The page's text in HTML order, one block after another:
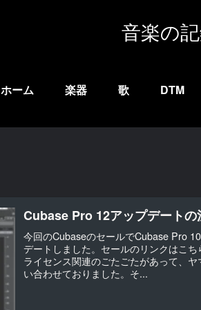
音楽の
ホーム 楽器 歌 DTM
Cubase Pro 12アップデートの
今回のCubaseのセールでCubase Pro
デートしました。セールのリンクはこ
ライセンス関連のごたごたがあって、
い合わせておりました。そ...